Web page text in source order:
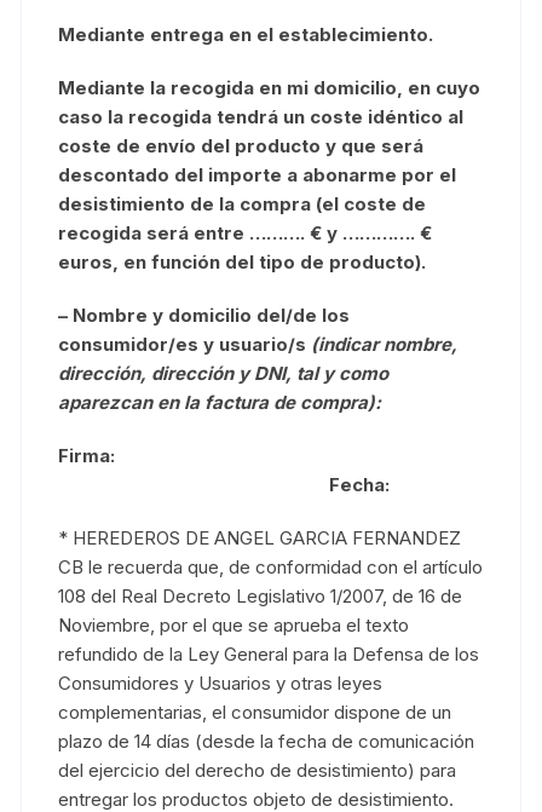
Mediante entrega en el establecimiento.
Mediante la recogida en mi domicilio, en cuyo
caso la recogida tendrá un coste idéntico al
coste de envío del producto y que será
descontado del importe a abonarme por el
desistimiento de la compra (el coste de
recogida será entre ………. € y …………. €
euros, en función del tipo de producto).
– Nombre y domicilio del/de los
consumidor/es y usuario/s (indicar nombre,
dirección, dirección y DNI, tal y como
aparezcan en la factura de compra):
Firma:
Fecha:
* HEREDEROS DE ANGEL GARCIA FERNANDEZ
CB le recuerda que, de conformidad con el artículo
108 del Real Decreto Legislativo 1/2007, de 16 de
Noviembre, por el que se aprueba el texto
refundido de la Ley General para la Defensa de los
Consumidores y Usuarios y otras leyes
complementarias, el consumidor dispone de un
plazo de 14 días (desde la fecha de comunicación
del ejercicio del derecho de desistimiento) para
entregar los productos objeto de desistimiento.